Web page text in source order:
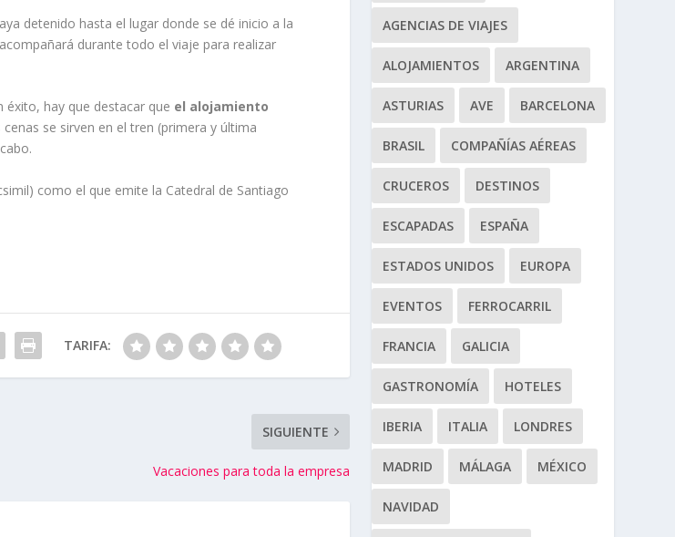
detenido hasta el lugar donde se dé inicio a la
durante todo el viaje para realizar
éxito, hay que destacar que el alojamiento
se sirven en el tren (primera y última
como el que emite la Catedral de Santiago
TARIFA:
SIGUIENTE
Vacaciones para toda la empresa
AGENCIAS DE VIAJES
ALOJAMIENTOS ARGENTINA
ASTURIAS AVE BARCELONA
BRASIL COMPAÑÍAS AÉREAS
CRUCEROS DESTINOS
ESCAPADAS ESPAÑA
ESTADOS UNIDOS EUROPA
EVENTOS FERROCARRIL
FRANCIA GALICIA
GASTRONOMÍA HOTELES
IBERIA ITALIA LONDRES
MADRID MÁLAGA MÉXICO
NAVIDAD